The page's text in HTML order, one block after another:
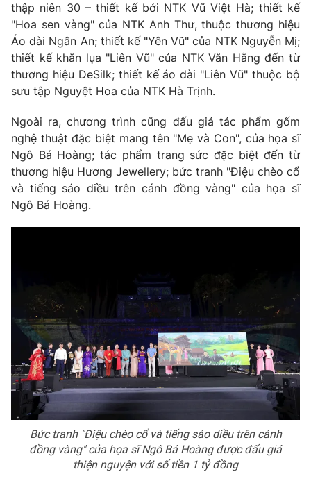
Cơ quan chủ quản:
Đài Truyền hình Việt Nam
Cơ quan báo chí:
Thời báo VTV
Giấy phép hoạt động báo in và báo điện tử số 483/GP-BTTTT
cấp ngày 29/12/2023
Tổng Biên tập:Vũ Thanh Thủy
Nguyễn Trọng Ninh
Tổng đài VTV:024.38 355 931 - 024.38 355 932
Ðiện thoại Thời báo VTV:024.66 897 897
Email:
toasoan@vtv.vn
Liên hệ quảng cáo:
® Cấm sao chép dưới mọi hình thức nếu không có sự chấp
thuận bằng văn bản. Ghi rõ nguồn VTV.vn khi phát hành lại
thông tin từ website này.
thập niên 30 – thiết kế bởi NTK Vũ Việt Hà; thiết kế
"Hoa sen vàng" của NTK Anh Thư, thuộc thương hiệu
Áo dài Ngân An; thiết kế "Yên Vũ" của NTK Nguyễn Mị;
thiết kế khăn lụa "Liên Vũ" của NTK Văn Hằng đến từ
thương hiệu DeSilk; thiết kế áo dài "Liên Vũ" thuộc bộ
sưu tập Nguyệt Hoa của NTK Hà Trịnh.
Ngoài ra, chương trình cũng đấu giá tác phẩm gốm
nghệ thuật đặc biệt mang tên "Mẹ và Con", của họa sĩ
Ngô Bá Hoàng; tác phẩm trang sức đặc biệt đến từ
thương hiệu Hương Jewellery; bức tranh "Điệu chèo cổ
và tiếng sáo diều trên cánh đồng vàng" của họa sĩ
Ngô Bá Hoàng.
Bức tranh "Điệu chèo cổ và tiếng sáo diều trên cánh
đồng vàng" của họa sĩ Ngô Bá Hoàng được đấu giá
thiện nguyện với số tiền 1 tỷ đồng